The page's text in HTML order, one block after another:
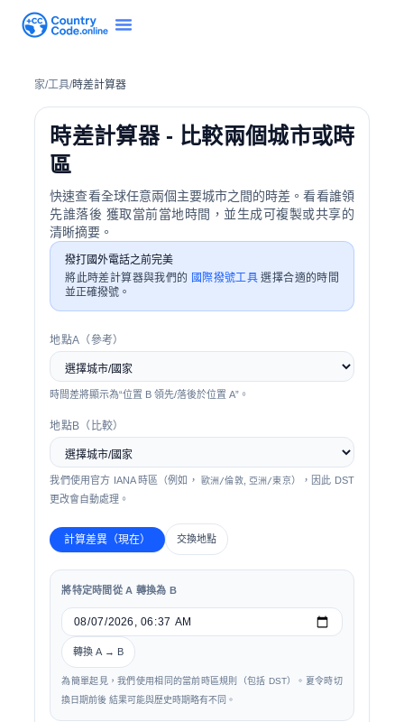
家/工具/時差計算器
時差計算器 - 比較兩個城市或時
區
快速查看全球任意兩個主要城市之間的時差。看看誰領
先誰落後 獲取當前當地時間，並生成可複製或共享的
清晰摘要。
撥打國外電話之前完美
將此時差計算器與我們的 國際撥號工具 選擇合適的時間
並正確撥號。
地點A（參考）
時間差將顯示為“位置 B 領先/落後於位置 A”。
地點B（比較）
我們使用官方 IANA 時區（例如， 歐洲/倫敦, 亞洲/東京），因此 DST
更改會自動處理。
計算差異（現在） 交換地點
將特定時間從 A 轉換為 B
轉換 A → B
為簡單起見，我們使用相同的當前時區規則（包括 DST）。夏令時切
換日期前後 結果可能與歷史時期略有不同。